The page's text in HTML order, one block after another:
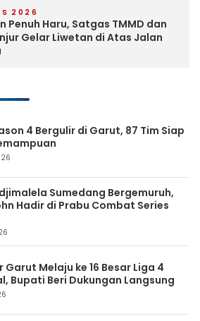
2026
Penuh Haru, Satgas TMMD dan
Gelar Liwetan di Atas Jalan
4 Bergulir di Garut, 87 Tim Siap
Sumedang Bergemuruh,
Hadir di Prabu Combat Series
Garut Melaju ke 16 Besar Liga 4
Bupati Beri Dukungan Langsung